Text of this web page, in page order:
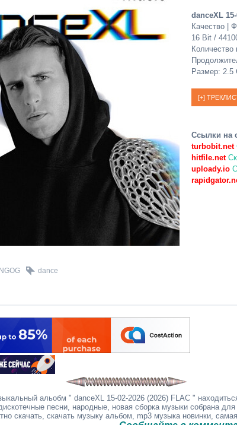
danceXL
Качество |
16 Bit /
Количество
Размер: 2.5
Ссылки на
turbobit.net
hitfile.net
uploady.io
dance
альобм " danceXL 15-02-2026 (2026) FLAC "
песни, народные, новая сборка музыки собрана
скачать, скачать музыку альбом, mp3 музыка новинки,